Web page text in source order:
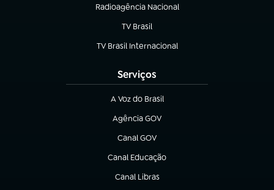
Radioagência Nacional
(abre em nova aba)
TV Brasil
(abre em nova aba)
TV Brasil Internacional
(abre em nova aba)
Serviços
A Voz do Brasil
(abre em nova aba)
Agência GOV
(abre em nova aba)
Canal GOV
(abre em nova aba)
Canal Educação
(abre em nova aba)
Canal Libras
(abre em nova aba)